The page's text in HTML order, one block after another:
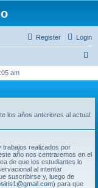
Login
Register
r
h
am
los años anteriores al actual.
trabajos realizados por
año nos centraremos en el
de que los estudiantes lo
al intentar
suscribirse y, luego de
) para que